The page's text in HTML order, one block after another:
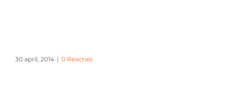
30 april, 2014 | 0 Reacties